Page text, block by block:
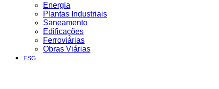
Energia
Plantas Industriais
Saneamento
Edificações
Ferroviárias
Obras Viárias
ESG